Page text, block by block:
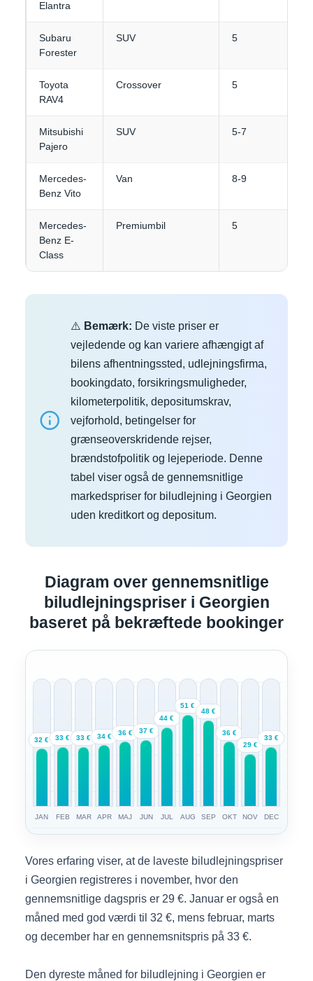
Elantra
Subaru
Forester
SUV 5
Toyota
RAV4
Crossover 5
Mitsubishi
Pajero
SUV 5-7
Mercedes-
Benz Vito
Van 8-9
Mercedes-
Benz E-
Class
Premiumbil 5
⚠️ Bemærk: De viste priser er
vejledende og kan variere afhængigt af
bilens afhentningssted, udlejningsfirma,
bookingdato, forsikringsmuligheder,
kilometerpolitik, depositumskrav,
vejforhold, betingelser for
grænseoverskridende rejser,
brændstofpolitik og lejeperiode. Denne
tabel viser også de gennemsnitlige
markedspriser for biludlejning i Georgien
uden kreditkort og depositum.
Diagram over gennemsnitlige
biludlejningspriser i Georgien
baseret på bekræftede bookinger
32 €
JAN
33 €
FEB
33 €
MAR
34 €
APR
36 €
MAJ
37 €
JUN
44 €
JUL
51 €
AUG
48 €
SEP
36 €
OKT
29 €
NOV
33 €
DEC
Vores erfaring viser, at de laveste biludlejningspriser
i Georgien registreres i november, hvor den
gennemsnitlige dagspris er 29 €. Januar er også en
måned med god værdi til 32 €, mens februar, marts
og december har en gennemsnitspris på 33 €.
Den dyreste måned for biludlejning i Georgien er